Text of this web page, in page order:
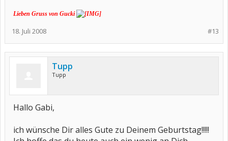
Lieben Gruss von Gucki
#13
18. Juli 2008
Tupp
Tupp
Hallo Gabi,
ich wünsche Dir alles Gute zu Deinem Geburtstag!!!!!